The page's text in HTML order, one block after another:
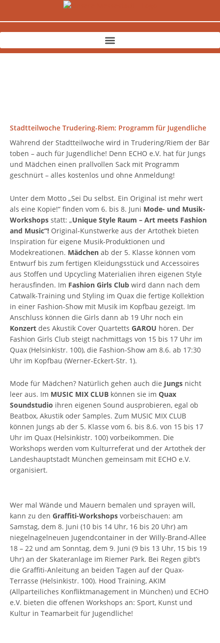
Stadtteilwoche Trudering-Riem: Programm für Jugendliche
Während der Stadtteilwoche wird in Trudering/Riem der Bär
toben – auch für Jugendliche! Denn ECHO e.V. hat für Jungs
und Mädchen einen prallvollen Sack mit Programm
geschnürt – alles kostenlos und ohne Anmeldung!
Unter dem Motto „Sei Du selbst. Ein Original ist mehr wert
als eine Kopie!“ finden vom 6. bis 8. Juni Mode- und Musik-
Workshops statt: „Unique Style Raum – Art meets Fashion
and Music“! Original-Kunstwerke aus der Artothek bieten
Inspiration für eigene Musik-Produktionen und
Modekreationen. Mädchen ab der 5. Klasse können vom
Entwurf bis zum fertigen Kleidungsstück und Accessoires
aus Stoffen und Upcycling Materialien ihren eigenen Style
herausfinden. Im Fashion Girls Club wird dann nach dem
Catwalk-Training und Styling im Quax die fertige Kollektion
in einer Fashion-Show mit Musik im Kopfbau gezeigt. Im
Anschluss können die Girls dann ab 19 Uhr noch ein
Konzert des Akustik Cover Quartetts GAROU hören. Der
Fashion Girls Club steigt nachmittags von 15 bis 17 Uhr im
Quax (Helsinkistr. 100), die Fashion-Show am 8.6. ab 17:30
Uhr im Kopfbau (Werner-Eckert-Str. 1).
Mode für Mädchen? Natürlich gehen auch die Jungs nicht
leer aus. Im MUSIC MIX CLUB können sie im Quax
Soundstudio ihren eigenen Sound ausprobieren, egal ob
Beatbox, Akustik oder Samples. Zum MUSIC MIX CLUB
können Jungs ab der 5. Klasse vom 6. bis 8.6. von 15 bis 17
Uhr im Quax (Helsinkistr. 100) vorbeikommen. Die
Workshops werden vom Kulturreferat und der Artothek der
Landeshauptstadt München gemeinsam mit ECHO e.V.
organisiert.
Wer mal Wände und Mauern bemalen und sprayen will,
kann zu den Graffiti-Workshops vorbeischauen: am
Samstag, dem 8. Juni (10 bis 14 Uhr, 16 bis 20 Uhr) am
niegelnagelneuen Jugendcontainer in der Willy-Brand-Allee
18 – 22 und am Sonntag, dem 9. Juni (9 bis 13 Uhr, 15 bis 19
Uhr) an der Skateranlage im Riemer Park. Bei Regen gibt’s
die Graffiti-Anleitung an beiden Tagen auf der Quax-
Terrasse (Helsinkistr. 100). Hood Training, AKIM
(Allparteiliches Konfliktmanagement in München) und ECHO
e.V. bieten die offenen Workshops an: Sport, Kunst und
Kultur in Teamarbeit für Jugendliche!